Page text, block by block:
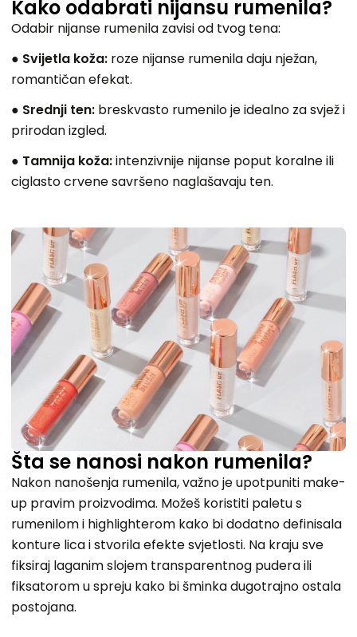
Kako odabrati nijansu rumenila?
Odabir nijanse rumenila zavisi od tvog tena:
● Svijetla koža: roze nijanse rumenila daju nježan,
romantičan efekat.
● Srednji ten: breskvasto rumenilo je idealno za svjež i
prirodan izgled.
● Tamnija koža:intenzivnije nijanse poput koralne ili
ciglasto crvene savršeno naglašavaju ten.
Šta se nanosi nakon rumenila?
Nakon nanošenja rumenila, važno je upotpuniti make-
up pravim proizvodima. Možeš koristiti paletu s
rumenilom i highlighterom kako bi dodatno definisala
konture lica i stvorila efekte svjetlosti. Na kraju sve
fiksiraj laganim slojem transparentnog pudera ili
fiksatorom u spreju kako bi šminka dugotrajno ostala
postojana.